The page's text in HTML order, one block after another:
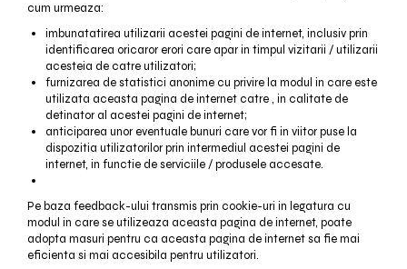
cum urmeaza:
imbunatatirea utilizarii acestei pagini de internet, inclusiv prin
identificarea oricaror erori care apar in timpul vizitarii / utilizarii
acesteia de catre utilizatori;
furnizarea de statistici anonime cu privire la modul in care este
utilizata aceasta pagina de internet catre , in calitate de
detinator al acestei pagini de internet;
anticiparea unor eventuale bunuri care vor fi in viitor puse la
dispozitia utilizatorilor prin intermediul acestei pagini de
internet, in functie de serviciile / produsele accesate.
Pe baza feedback-ului transmis prin cookie-uri in legatura cu
modul in care se utilizeaza aceasta pagina de internet, poate
adopta masuri pentru ca aceasta pagina de internet sa fie mai
eficienta si mai accesibila pentru utilizatori.